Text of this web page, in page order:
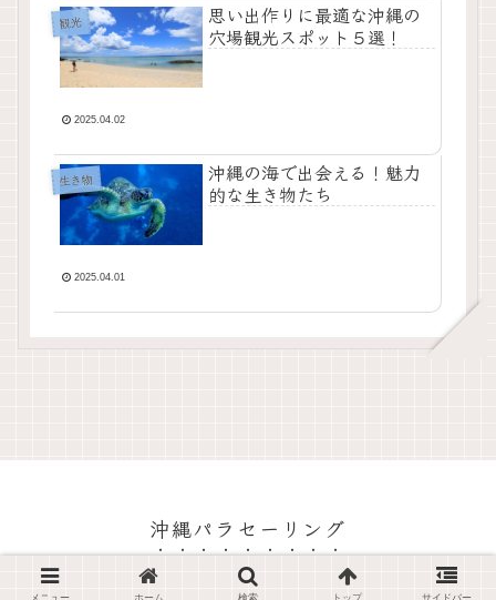
観光
思い出作りに最適な沖縄の
穴場観光スポット５選！
2025.04.02
生き物
沖縄の海で出会える！魅力
的な生き物たち
2025.04.01
沖縄パラセーリング
© 2025 沖縄パラセーリング.
メニュー ホーム 検索 トップ サイドバー